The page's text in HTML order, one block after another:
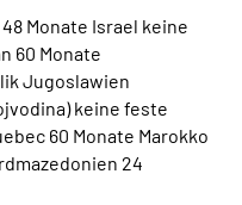
48 Monate Israel keine
60 Monate
Jugoslawien
keine feste
60 Monate Marokko
24